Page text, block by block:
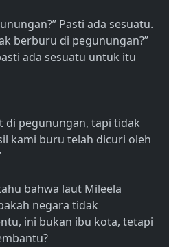
Pasti ada sesuatu.
berburu di pegunungan?”
ada sesuatu untuk itu
di pegunungan, tapi tidak
kami buru telah dicuri oleh
bahwa laut Mileela
negara tidak
ini bukan ibu kota, tetapi